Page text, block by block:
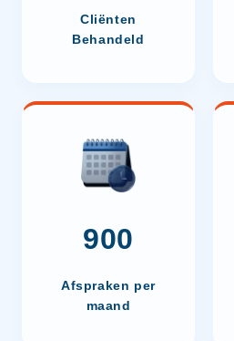
Cliënten
Behandeld
900
Afspraken per
maand